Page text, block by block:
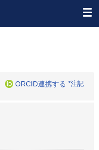
ORCID連携する *注記